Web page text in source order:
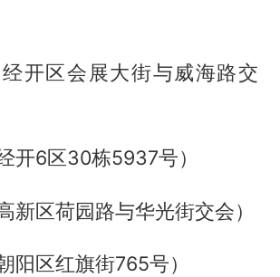
开区会展大街与威海路交
开6区30栋5937号）
新区荷园路与华光街交会）
阳区红旗街765号）